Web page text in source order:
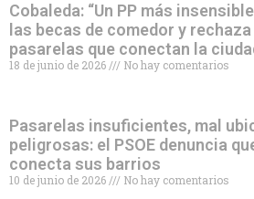
Cobaleda: “Un PP más
las becas de comedor y
pasarelas que conectan la
18 de junio de 2026 No hay comentarios
Pasarelas insuficientes, mal
peligrosas: el PSOE denuncia
conecta sus barrios
10 de junio de 2026 No hay comentarios